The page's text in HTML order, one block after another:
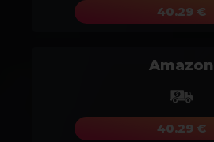
40.29 €
Amazon
40.29 €